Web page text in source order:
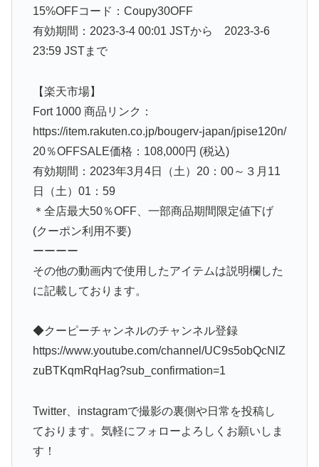
15%OFFコード：Coupy30OFF
有効期間：2023-3-4 00:01 JSTから 2023-3-6
23:59 JSTまで
【楽天市場】
Fort 1000 商品リンク：
https://item.rakuten.co.jp/bougerv-japan/jpise120n/
20％OFFSALE価格：108,000円 (税込)
有効期間：2023年3月4日（土）20：00～３月11
日（土）01：59
＊全店最大50％OFF、一部商品期間限定値下げ
(クーポン利用不要)
ーーーー
その他の動画内で使用したアイテムは説明欄した
に記載しております。
◆クーピーチャンネルのチャンネル登録
https://www.youtube.com/channel/UC9s5obQcNlZ
zuBTKqmRqHag?sub_confirmation=1
Twitter、instagramで撮影の裏側や日常を投稿し
ております。気軽にフォローよろしくお願いしま
す！